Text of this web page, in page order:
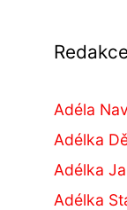
Redakce
Adéla
Adélka
Adélka
Adélka